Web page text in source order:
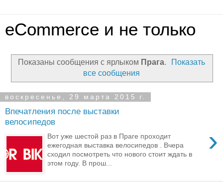
eCommerce и не только
Показаны сообщения с ярлыком Прага.
Показать
все сообщения
воскресенье, 29 марта 2015 г.
Впечатления после выставки
велосипедов
›
Вот уже шестой раз в Праге проходит
ежегодная выставка велосипедов . Вчера
сходил посмотреть что нового стоит ждать в
этом году. В прош...